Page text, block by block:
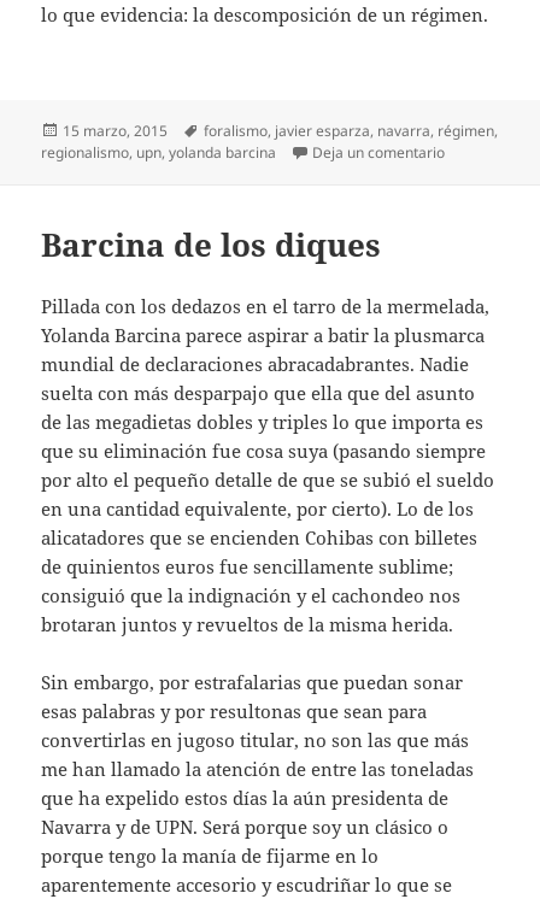
lo que evidencia: la descomposición de un régimen.
Publicado
el
15 marzo, 2015 Etiquetas
foralismo, javier esparza, navarra, régimen,
regionalismo, upn,yolanda barcina Deja un comentarioen Esparza o
Barcina de los diques
Pillada con los dedazos en el tarro de la mermelada,
Yolanda Barcina parece aspirar a batir la plusmarca
mundial de declaraciones abracadabrantes. Nadie
suelta con más desparpajo que ella que del asunto
de las megadietas dobles y triples lo que importa es
que su eliminación fue cosa suya (pasando siempre
por alto el pequeño detalle de que se subió el sueldo
en una cantidad equivalente, por cierto). Lo de los
alicatadores que se encienden Cohibas con billetes
de quinientos euros fue sencillamente sublime;
consiguió que la indignación y el cachondeo nos
brotaran juntos y revueltos de la misma herida.
Sin embargo, por estrafalarias que puedan sonar
esas palabras y por resultonas que sean para
convertirlas en jugoso titular, no son las que más
me han llamado la atención de entre las toneladas
que ha expelido estos días la aún presidenta de
Navarra y de UPN. Será porque soy un clásico o
porque tengo la manía de fijarme en lo
aparentemente accesorio y escudriñar lo que se